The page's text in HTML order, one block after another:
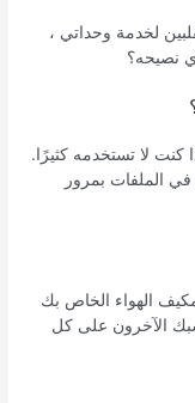
لخدمة وحداتي ،
نصيحه؟
3 أشهر ، حتى إذا كنت لا تستخدمه كثيرًا.
الملفات بمرور
الهواء الخاص بك
الآخرون على كل